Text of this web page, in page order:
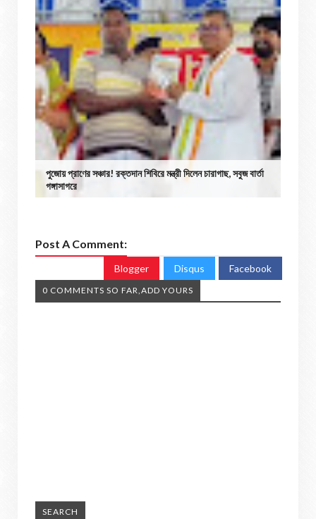
পুজোয় প্রাণের সঞ্চার! রক্তদান শিবিরে মন্ত্রী দিলেন চারাগাছ, সবুজ বার্তা
গঙ্গাসাগরে
Post A Comment:
Blogger Disqus Facebook
0 COMMENTS SO FAR,ADD YOURS
SEARCH